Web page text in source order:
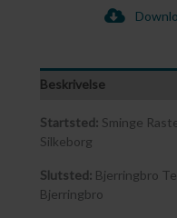
Beskrivelse
Startsted: Sminge
Silkeborg
Slutsted: Bjerringbro
Bjerringbro